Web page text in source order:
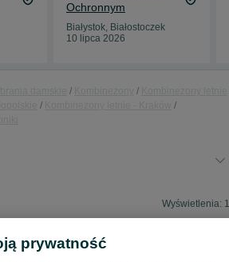
Ochronnym
Białystok, Białostoczek
10 lipca 2026
Wyświetlenia:
prywatność